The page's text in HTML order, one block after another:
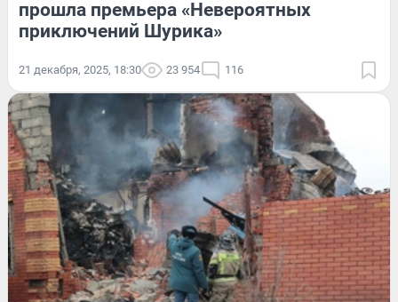
прошла премьера «Невероятных
приключений Шурика»
21 декабря, 2025, 18:30 23 954 116